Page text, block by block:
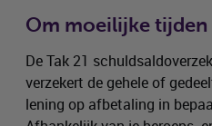
Om moeilijke
De Tak 21
verzekert de gehele of
lening op afbetaling in